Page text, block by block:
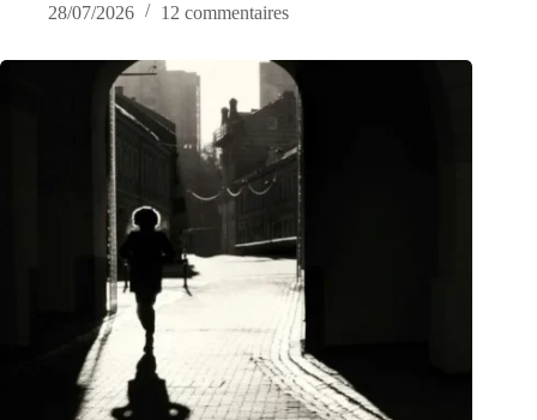
28/07/2026
12 commentaires